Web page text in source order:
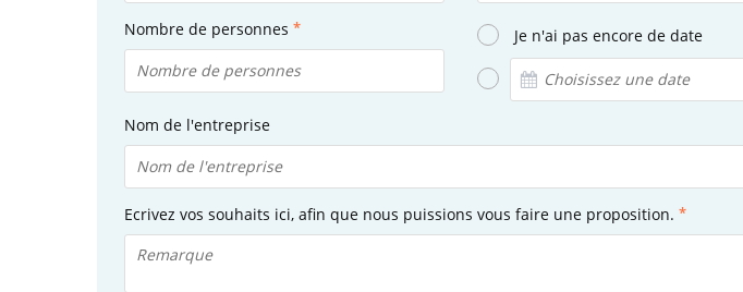
Nombre de personnes Je n'ai pas encore de date
Nom de l'entreprise
Ecrivez vos souhaits ici, afin que nous puissions vous faire une proposition.